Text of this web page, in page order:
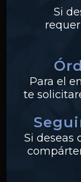
Bridas
Conexiones
Si
Para el
te
Si deseas